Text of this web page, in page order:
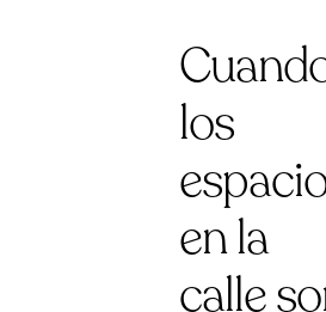
los
en la
calle